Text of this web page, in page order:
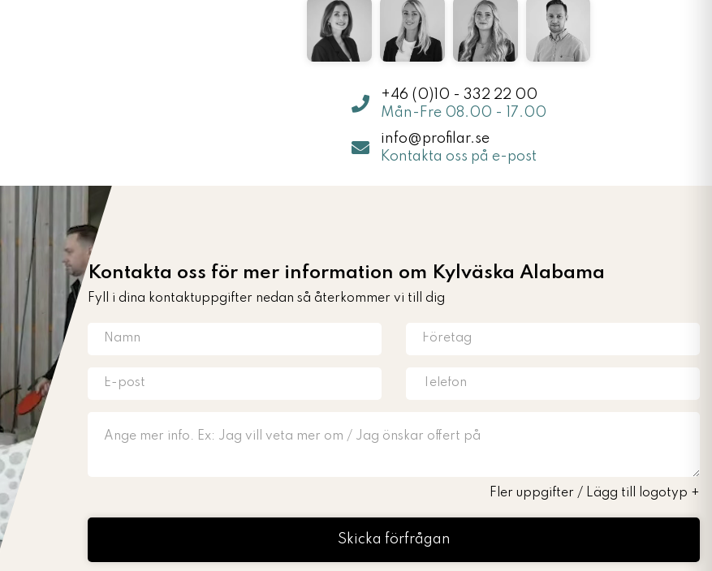
+46 (0)10 - 332 22 00
Mån-Fre 08.00 - 17.00
info@profilar.se
Kontakta oss på e-post
Kontakta oss för mer information om Kylväska Alabama
Fyll i dina kontaktuppgifter nedan så återkommer vi till dig
Fler uppgifter / Lägg till logotyp +
Skicka förfrågan